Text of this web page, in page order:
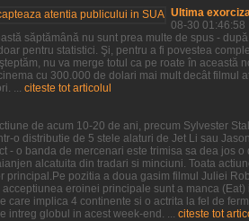
Ultima
08-30 01:46:58
săptămână nu sunt prea multe de spus -
pentru statistici. Şi, pentru a fi povestea
nu va merge totul ca pe roate în această
cu 300.000 de dolari mai mult decât filmul
... citeste tot articolul
de acum 10-20 de ani, precum Sylvester
o distributie de 5 stele alaturi de Jet Li sau
o banda de mercenari este trimisa sa dea jos
alcatuita din tradari si minciuni. Toata
pozitia a doua gasim filmul Juliei
eroinei principale sunt a manca (Eat)
implica 4 continente si o actrita la fel de
intreg globul in acest week-end. ... citeste tot